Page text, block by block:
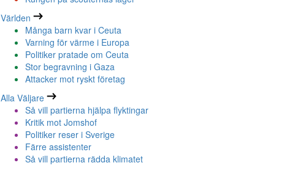
Världen
Många barn kvar i Ceuta
Varning för värme i Europa
Politiker pratade om Ceuta
Stor begravning i Gaza
Attacker mot ryskt företag
Alla Väljare
Så vill partierna hjälpa flyktingar
Kritik mot Jomshof
Politiker reser i Sverige
Färre assistenter
Så vill partierna rädda klimatet